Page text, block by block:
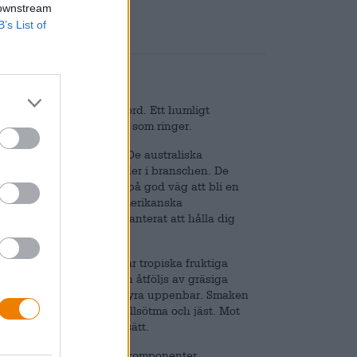
List of
AC/DCs kraftfulla ord. Ett humligt
Angus Youngs öron som ringer.
IPA i stora fotspår. De australiska
rockhimlen och legender i branschen. De
Hazy/DC är också på god väg att bli en
Packad med tre amerikanska
TNT och kommer garanterat att hålla dig
vitt huvud. Först träffar tropiska fruktiga
och ananas. Den åtföljs av gräsiga
och en delikat kolsyra uppenbar. Smaken
frukter, karamellsötma och jäst. Mot
på ett torrt och syrligt sätt.